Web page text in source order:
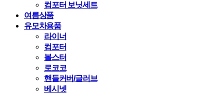
컴포터 보닛세트
여름상품
유모차용품
라이너
컴포터
볼스터
로코코
핸들커버/글러브
베시넷